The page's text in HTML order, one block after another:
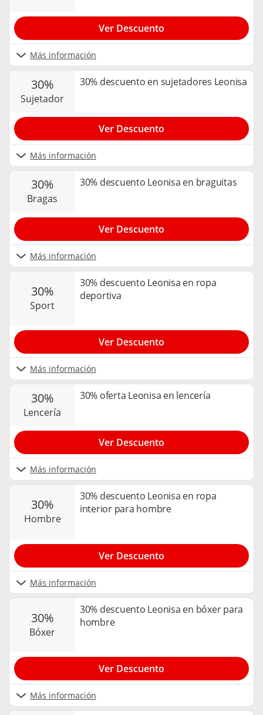
Más información
Ver Descuento
30%
sujetador
30% descuento en sujetadores Leonisa
Más información
Ver Descuento
30%
bragas
30% descuento Leonisa en braguitas
Más información
Ver Descuento
30%
sport
30% descuento Leonisa en ropa
deportiva
Más información
Ver Descuento
30%
lencería
30% oferta Leonisa en lencería
Más información
Ver Descuento
30%
hombre
30% descuento Leonisa en ropa
interior para hombre
Más información
Ver Descuento
30%
bóxer
30% descuento Leonisa en bóxer para
hombre
Más información
Ver Descuento